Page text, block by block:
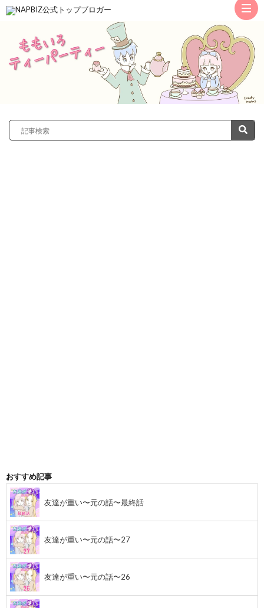
ト
ッ
プ
サ
レ
おすすめ記事
友達が重い〜元の話〜最終話
友達が重い〜元の話〜27
友達が重い〜元の話〜26